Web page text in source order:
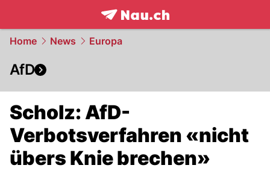
frontpage.NAU.ch
Home News Europa
AfD
Scholz: AfD-
Verbotsverfahren «nicht
übers Knie brechen»